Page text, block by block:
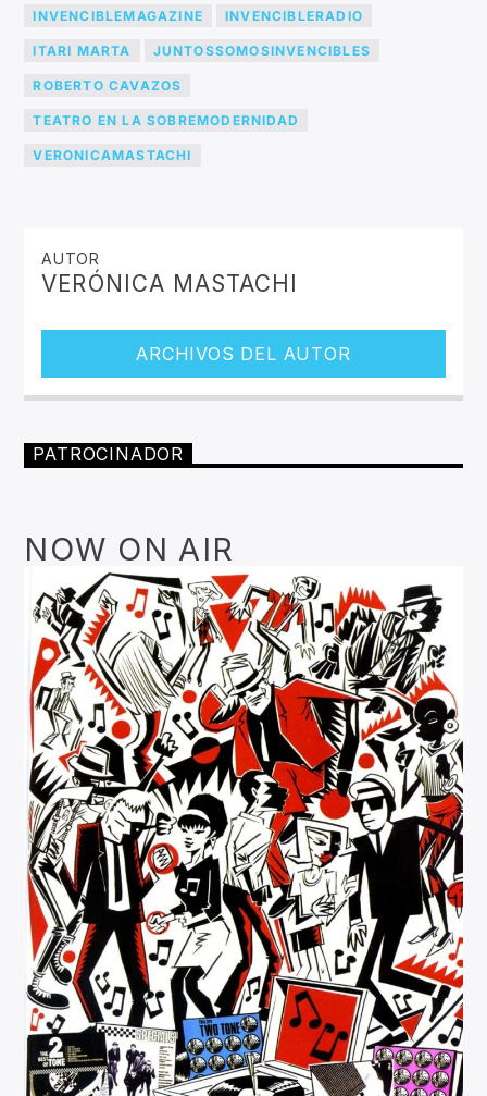
INVENCIBLEMAGAZINE INVENCIBLERADIO
ITARI MARTA JUNTOSSOMOSINVENCIBLES
ROBERTO CAVAZOS
TEATRO EN LA SOBREMODERNIDAD
VERONICAMASTACHI
AUTOR
VERÓNICA MASTACHI
ARCHIVOS DEL AUTOR
PATROCINADOR
NOW ON AIR